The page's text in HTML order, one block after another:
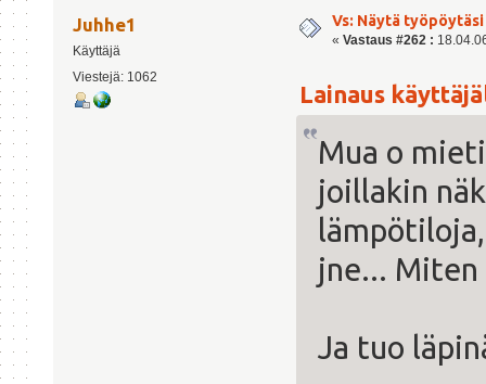
Juhhe1
Käyttäjä
Viestejä: 1062
Vs: Näytä työpöytäsi
« Vastaus #262 :
Lainaus
Mua o
joillakin
jne...
Ja tuo